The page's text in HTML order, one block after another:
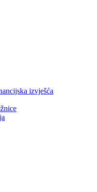
izvješća